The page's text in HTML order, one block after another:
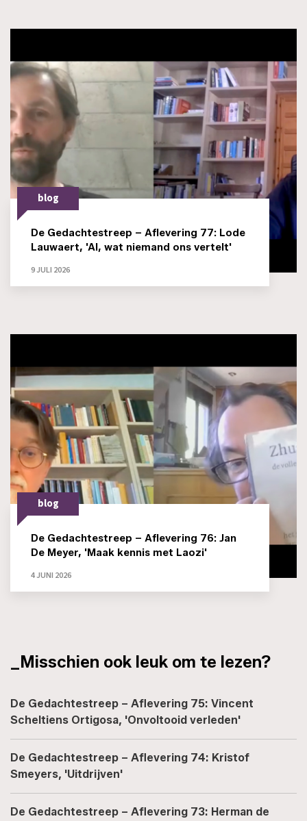
blog
De Gedachtestreep – Aflevering 77: Lode
Lauwaert, 'AI, wat niemand ons vertelt'
9 JULI 2026
blog
De Gedachtestreep – Aflevering 76: Jan
De Meyer, 'Maak kennis met Laozi'
4 JUNI 2026
_Misschien ook leuk om te lezen?
De Gedachtestreep – Aflevering 75: Vincent
Scheltiens Ortigosa, 'Onvoltooid verleden'
De Gedachtestreep – Aflevering 74: Kristof
Smeyers, 'Uitdrijven'
De Gedachtestreep – Aflevering 73: Herman de